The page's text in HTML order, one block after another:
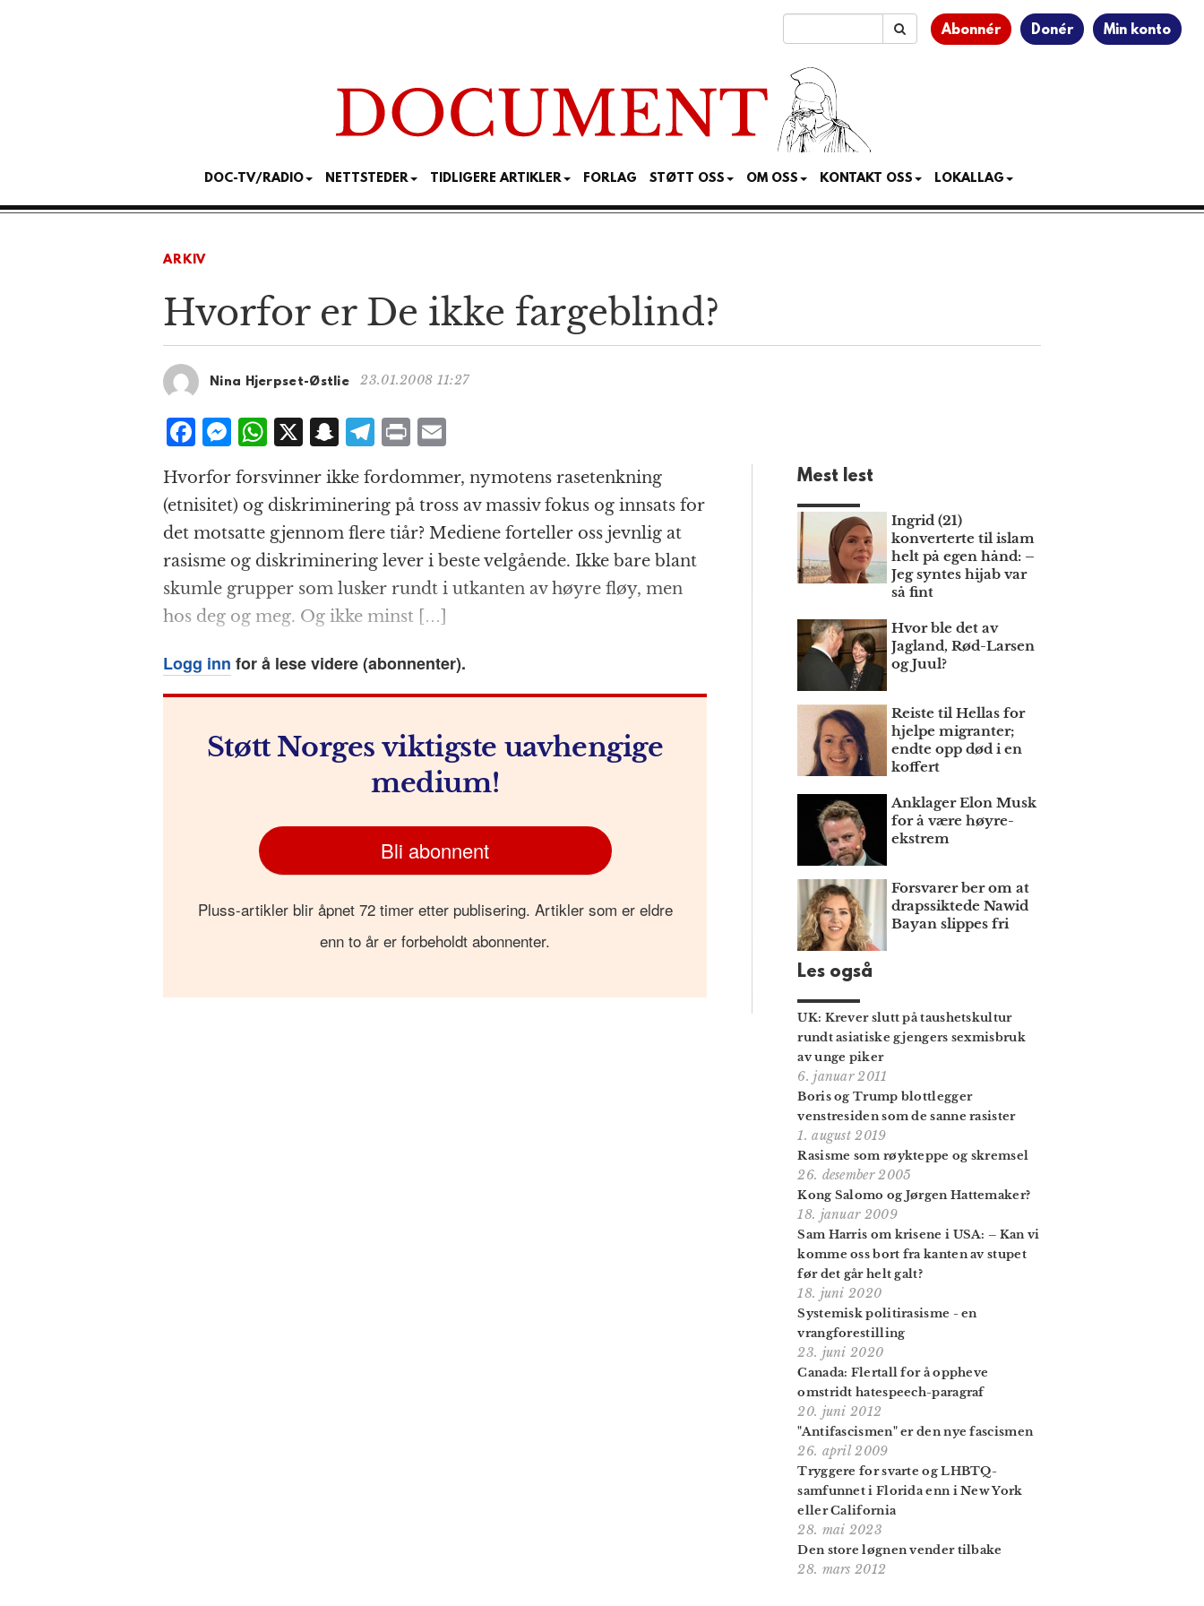
Abonnér Donér Min konto
DOC-TV/RADIO NETTSTEDER TIDLIGERE ARTIKLER FORLAG STØTT OSS OM OSS KONTAKT OSS LOKALLAG
ARKIV
Hvorfor er De ikke fargeblind?
Nina Hjerpset-Østlie 23.01.2008 11:27
F
a
c
e
b
o
o
k
M
e
ss
e
n
g
e
r
W
h
at
s
A
p
p
X S
n
a
p
c
h
at
T
el
e
g
r
a
m
P
n
t
ai
l
Hvorfor forsvinner ikke fordommer, nymotens rasetenkning
(etnisitet) og diskriminering på tross av massiv fokus og innsats for
det motsatte gjennom flere tiår? Mediene forteller oss jevnlig at
rasisme og diskriminering lever i beste velgående. Ikke bare blant
skumle grupper som lusker rundt i utkanten av høyre fløy, men
hos deg og meg. Og ikke minst […]
Logg inn for å lese videre (abonnenter).
Støtt Norges viktigste uavhengige
medium!
Bli abonnent
Pluss-artikler blir åpnet 72 timer etter publisering. Artikler som er eldre
enn to år er forbeholdt abonnenter.
Mest lest
Ingrid (21)
konverterte til islam
helt på egen hånd: –
Jeg syntes hijab var
så fint
Hvor ble det av
Jagland, Rød-Larsen
og Juul?
Reiste til Hellas for
hjelpe migranter;
endte opp død i en
koffert
Anklager Elon Musk
for å være høyre­
ekstrem
Forsvarer ber om at
draps­siktede Nawid
Bayan slippes fri
Les også
UK: Krever slutt på taushetskultur
rundt asiatiske gjengers sexmisbruk
av unge piker
6. januar 2011
Boris og Trump blottlegger
venstresiden som de sanne rasister
1. august 2019
Rasisme som røykteppe og skremsel
26. desember 2005
Kong Salomo og Jørgen Hattemaker?
18. januar 2009
Sam Harris om krisene i USA: – Kan vi
komme oss bort fra kanten av stupet
før det går helt galt?
18. juni 2020
Systemisk politirasisme - en
vrangforestilling
23. juni 2020
Canada: Flertall for å oppheve
omstridt hatespeech-paragraf
20. juni 2012
"Antifascismen" er den nye fascismen
26. april 2009
Tryggere for svarte og LHBTQ-
samfunnet i Florida enn i New York
eller California
28. mai 2023
Den store løgnen vender tilbake
28. mars 2012